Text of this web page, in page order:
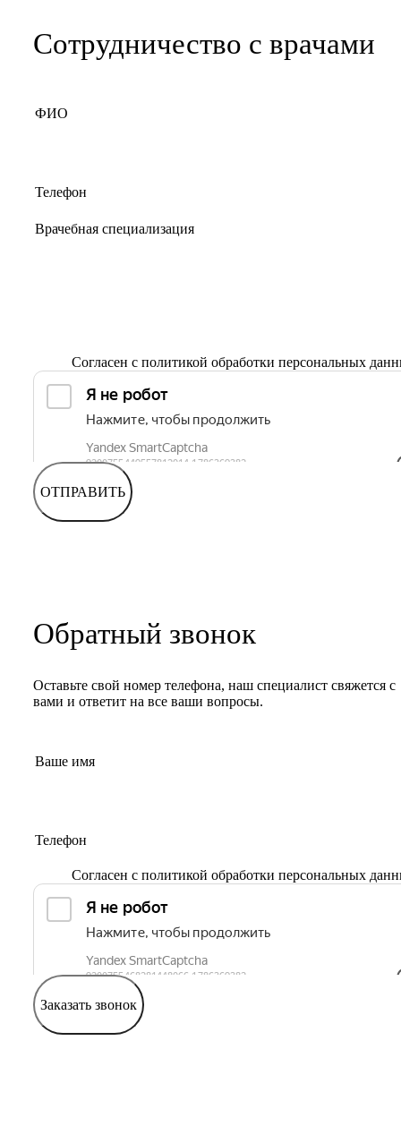
Сотрудничество с врачами
Согласен с политикой обработки персональных
ОТПРАВИТЬ
Обратный звонок
Оставьте свой номер телефона, наш специалист свяжется с
вами и ответит на все ваши вопросы.
Согласен с политикой обработки персональных
Заказать звонок